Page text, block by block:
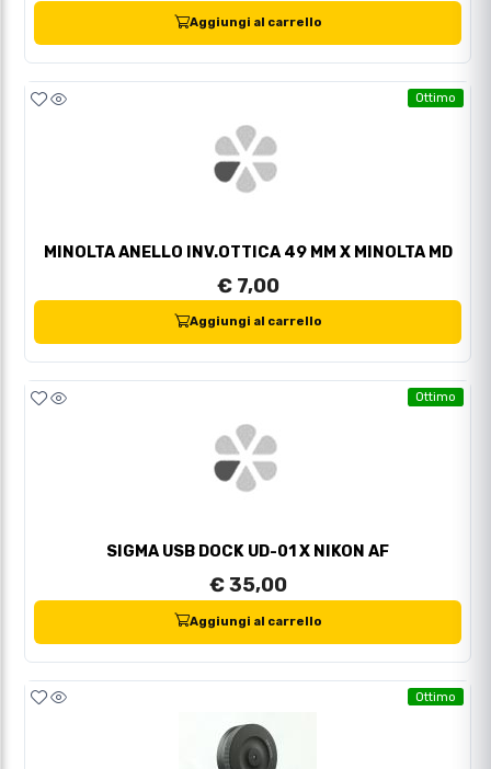
Aggiungi al carrello
Ottimo
MINOLTA ANELLO INV.OTTICA 49 MM X MINOLTA MD
€ 7,00
Aggiungi al carrello
Ottimo
SIGMA USB DOCK UD-01 X NIKON AF
€ 35,00
Aggiungi al carrello
Ottimo